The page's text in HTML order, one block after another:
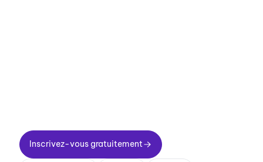
Inscrivez-vous gratuitement
Inscrivez-vous gratuitement